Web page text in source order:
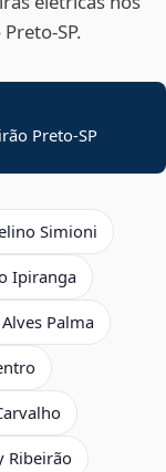
Preto-SP
Simioni
Ipiranga
Palma
Ribeirão